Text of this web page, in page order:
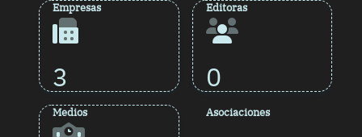
Empresas Editoras
3
Medios
0
Asociaciones